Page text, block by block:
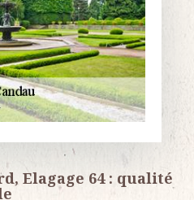
Elagage 64 : qualité